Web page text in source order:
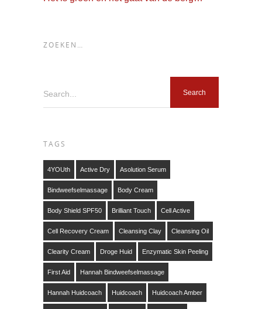
ZOEKEN…
Search...
TAGS
4YOUth Active Dry Asolution Serum
Bindweefselmassage Body Cream
Body Shield SPF50 Brilliant Touch Cell Active
Cell Recovery Cream Cleansing Clay Cleansing Oil
Clearity Cream Droge Huid Enzymatic Skin Peeling
First Aid Hannah Bindweefselmassage
Hannah Huidcoach Huidcoach Huidcoach Amber